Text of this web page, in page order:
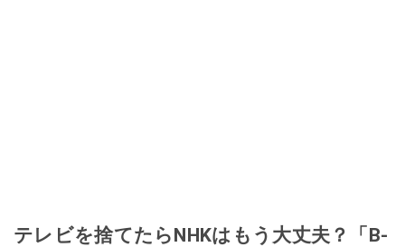
テレビを捨てたらNHKはもう大丈夫？「B-